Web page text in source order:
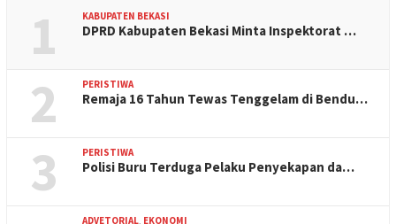
1 KABUPATEN BEKASI
DPRD Kabupaten Bekasi Minta Inspektorat …
2 PERISTIWA
Remaja 16 Tahun Tewas Tenggelam di Bendu…
3 PERISTIWA
Polisi Buru Terduga Pelaku Penyekapan da…
ADVETORIAL, EKONOMI